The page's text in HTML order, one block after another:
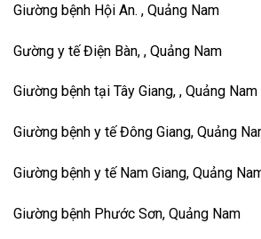
Giường bệnh Hội An. , Quảng Nam
Gường y tế Điện Bàn, , Quảng Nam
Giường bệnh tại Tây Giang, , Quảng Nam
Giường bệnh y tế Đông Giang, Quảng
Giường bệnh y tế Nam Giang, Quảng
Giường bệnh Phước Sơn, Quảng Nam